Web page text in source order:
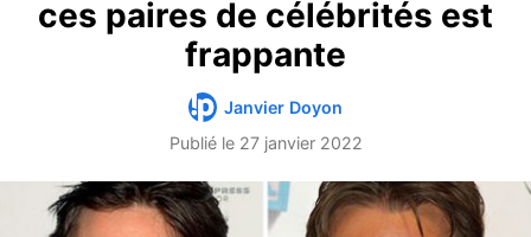
ces paires de célébrités est
frappante
Janvier Doyon
Publié le 27 janvier 2022